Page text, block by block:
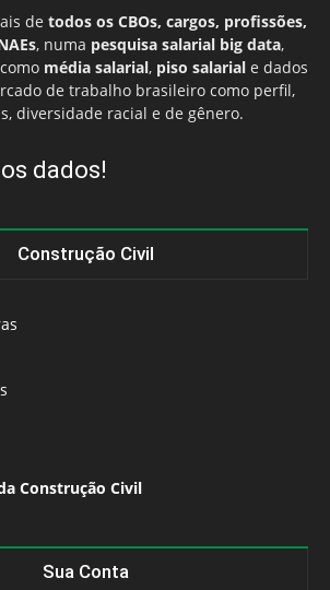
de todos os CBOs, cargos, profissões,
, numa pesquisa salarial big data,
média salarial, piso salarial e dados
de trabalho brasileiro como perfil,
diversidade racial e de gênero.
dados!
Construção Civil
Construção Civil
Sua Conta